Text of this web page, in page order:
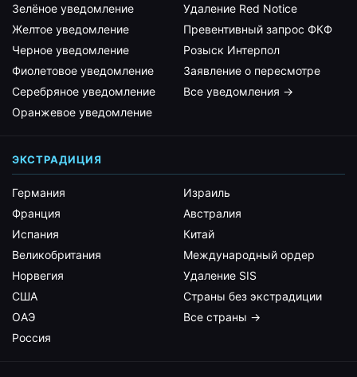
Зелёное уведомление
Желтое уведомление
Черное уведомление
Фиолетовое уведомление
Серебряное уведомление
Оранжевое уведомление
Удаление Red Notice
Превентивный запрос ФКФ
Розыск Интерпол
Заявление о пересмотре
Все уведомления →
ЭКСТРАДИЦИЯ
Германия
Франция
Испания
Великобритания
Норвегия
США
ОАЭ
Россия
Израиль
Австралия
Китай
Международный ордер
Удаление SIS
Страны без экстрадиции
Все страны →